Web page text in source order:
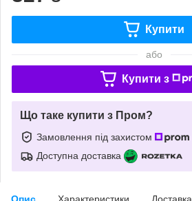
Купити
або
Купити з
Що таке купити з Пром?
Замовлення під захистом
Доступна доставка
Опис Характеристики Доставка